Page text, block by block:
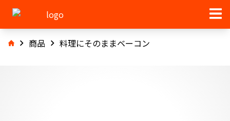
商品 料理にそのままベーコン